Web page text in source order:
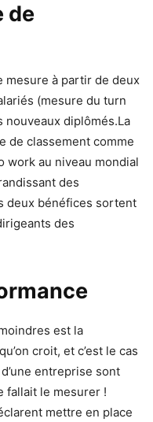
de
mesure à partir de deux
(mesure du turn
nouveaux diplômés.La
de classement comme
work au niveau mondial
des
deux bénéfices sortent
des
est la
croit, et c’est le cas
entreprise sont
fallait le mesurer !
mettre en place